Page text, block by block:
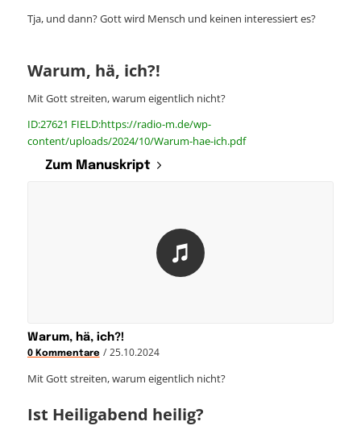
Tja, und dann? Gott wird Mensch und keinen interessiert es?
Warum, hä, ich?!
Mit Gott streiten, warum eigentlich nicht?
ID:27621 FIELD:https://radio-m.de/wp-
content/uploads/2024/10/Warum-hae-ich.pdf
Zum Manuskript
Warum, hä, ich?!
0 Kommentare / 25.10.2024
Mit Gott streiten, warum eigentlich nicht?
Ist Heiligabend heilig?